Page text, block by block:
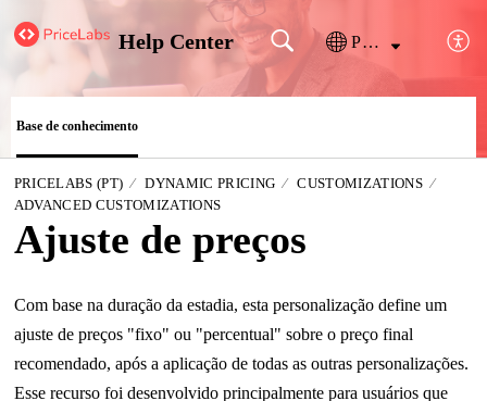
Help Center Português
Base de conhecimento
PRICELABS (PT) DYNAMIC PRICING
CUSTOMIZATIONS
ADVANCED CUSTOMIZATIONS
Ajuste de preços
Com base na duração da estadia, esta personalização define um
ajuste de preços "fixo" ou "percentual" sobre o preço final
recomendado, após a aplicação de todas as outras personalizações.
Esse recurso foi desenvolvido principalmente para usuários que